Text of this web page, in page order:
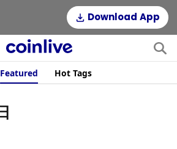
Download App
Featured Hot Tags